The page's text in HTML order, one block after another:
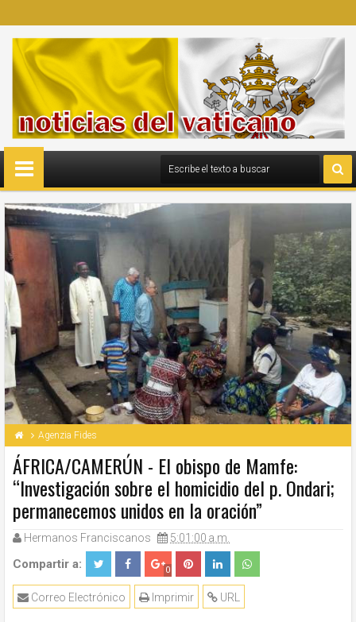
Agenzia Fides
ÁFRICA/CAMERÚN - El obispo de Mamfe:
“Investigación sobre el homicidio del p. Ondari;
permanecemos unidos en la oración”
Hermanos Franciscanos 5:01:00 a.m.
Compartir a: 0
URL
Imprimir
Correo Electrónico